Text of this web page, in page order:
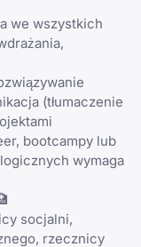
we wszystkich
(tłumaczenie
bootcampy lub
wymaga
socjalni,
rzecznicy